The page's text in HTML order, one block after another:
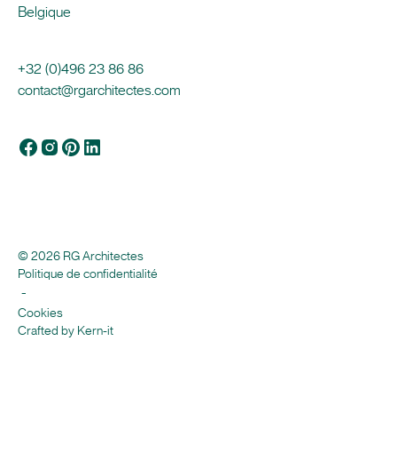
Belgique
+32 (0)496 23 86 86
contact@rgarchitectes.com
© 2026 RG Architectes
Politique de confidentialité
-
Cookies
Crafted by Kern-it